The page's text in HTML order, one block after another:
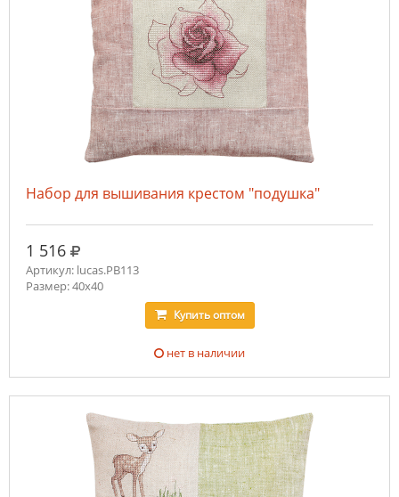
Набор для вышивания крестом "подушка"
1 516 руб.
Артикул: lucas.PB113
Размер: 40x40
Купитьоптом
нет в наличии